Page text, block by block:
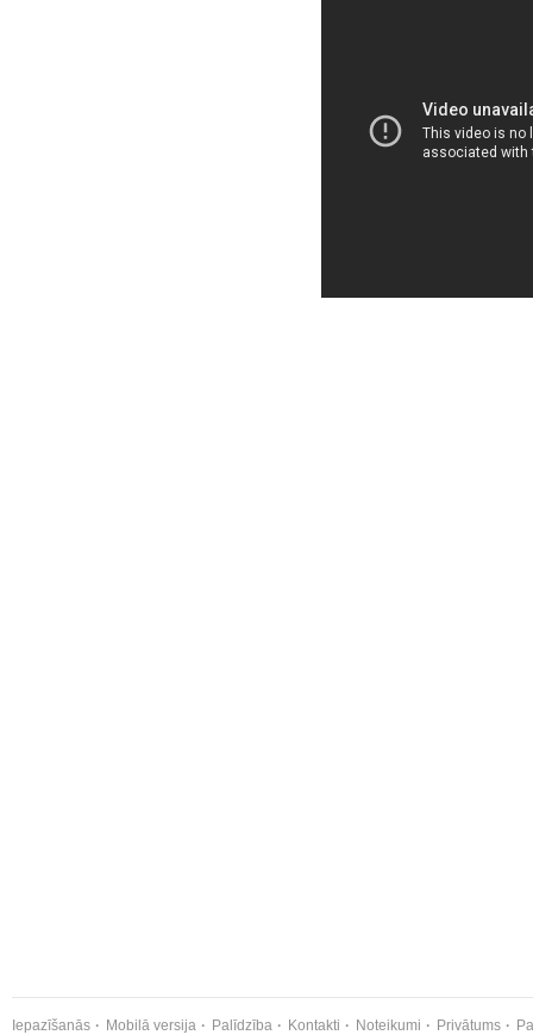
Iepazīšanās Mobilā versija Palīdzība Kontakti Noteikumi Privātums